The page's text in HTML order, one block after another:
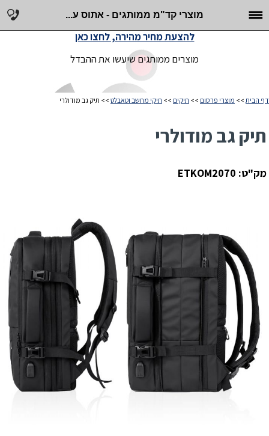
מוצרי קד"מ ממותגים - אתוס ע...
מוצרים ממותגים שיעשו את ההבדל
להצעת מחיר מהירה, לחצו כאן
דף הבית >> מוצרי פרסום >> תיקים >> תיקי מחשב וטאבלט >> תיק גב מודולרי
תיק גב מודולרי
מק"ט: ETKOM2070